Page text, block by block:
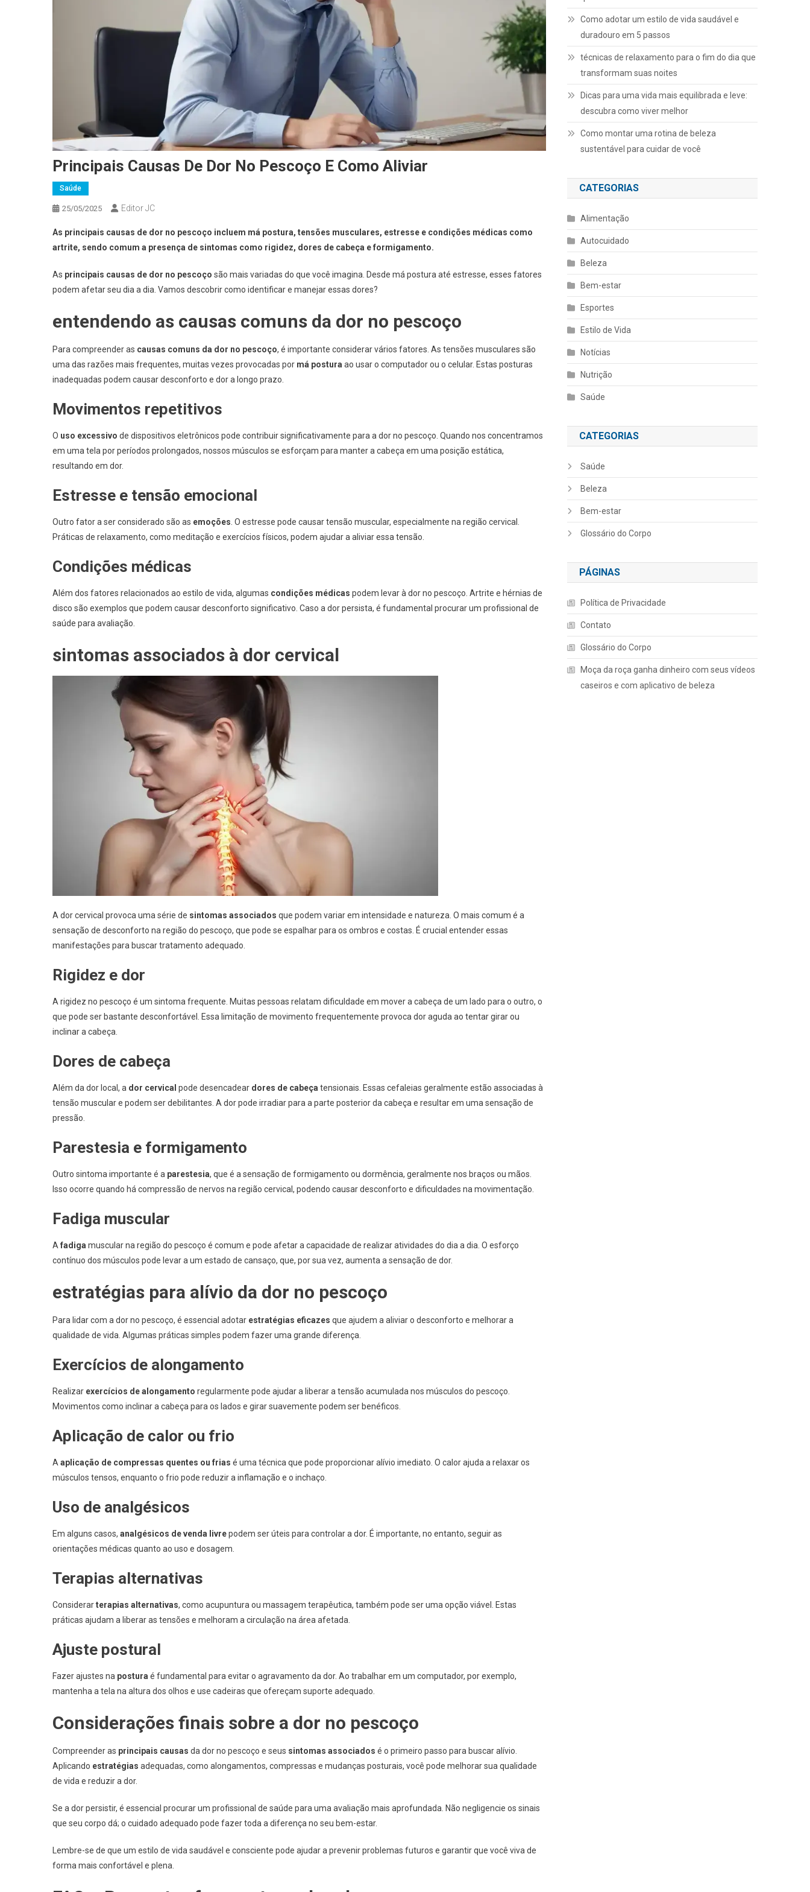
Principais Causas De Dor No Pescoço E Como Aliviar
Saúde
25/05/2025 Editor JC
As principais causas de dor no pescoço incluem má postura, tensões musculares, estresse e condições médicas como
artrite, sendo comum a presença de sintomas como rigidez, dores de cabeça e formigamento.
As principais causas de dor no pescoço são mais variadas do que você imagina. Desde má postura até estresse, esses fatores
podem afetar seu dia a dia. Vamos descobrir como identificar e manejar essas dores?
entendendo as causas comuns da dor no pescoço
Para compreender as causas comuns da dor no pescoço, é importante considerar vários fatores. As tensões musculares são
uma das razões mais frequentes, muitas vezes provocadas por má postura ao usar o computador ou o celular. Estas posturas
inadequadas podem causar desconforto e dor a longo prazo.
Movimentos repetitivos
O uso excessivo de dispositivos eletrônicos pode contribuir significativamente para a dor no pescoço. Quando nos concentramos
em uma tela por períodos prolongados, nossos músculos se esforçam para manter a cabeça em uma posição estática,
resultando em dor.
Estresse e tensão emocional
Outro fator a ser considerado são as emoções . O estresse pode causar tensão muscular, especialmente na região cervical.
Práticas de relaxamento, como meditação e exercícios físicos, podem ajudar a aliviar essa tensão.
Condições médicas
Além dos fatores relacionados ao estilo de vida, algumas condições médicas podem levar à dor no pescoço. Artrite e hérnias de
disco são exemplos que podem causar desconforto significativo. Caso a dor persista, é fundamental procurar um profissional de
saúde para avaliação.
sintomas associados à dor cervical
A dor cervical provoca uma série de sintomas associados que podem variar em intensidade e natureza. O mais comum é a
sensação de desconforto na região do pescoço, que pode se espalhar para os ombros e costas. É crucial entender essas
manifestações para buscar tratamento adequado.
Rigidez e dor
A rigidez no pescoço é um sintoma frequente. Muitas pessoas relatam dificuldade em mover a cabeça de um lado para o outro, o
que pode ser bastante desconfortável. Essa limitação de movimento frequentemente provoca dor aguda ao tentar girar ou
inclinar a cabeça.
Dores de cabeça
Além da dor local, a dor cervical pode desencadear dores de cabeça tensionais. Essas cefaleias geralmente estão associadas à
tensão muscular e podem ser debilitantes. A dor pode irradiar para a parte posterior da cabeça e resultar em uma sensação de
pressão.
Parestesia e formigamento
Outro sintoma importante é a parestesia, que é a sensação de formigamento ou dormência, geralmente nos braços ou mãos.
Isso ocorre quando há compressão de nervos na região cervical, podendo causar desconforto e dificuldades na movimentação.
Fadiga muscular
A fadiga muscular na região do pescoço é comum e pode afetar a capacidade de realizar atividades do dia a dia. O esforço
contínuo dos músculos pode levar a um estado de cansaço, que, por sua vez, aumenta a sensação de dor.
estratégias para alívio da dor no pescoço
Para lidar com a dor no pescoço, é essencial adotar estratégias eficazes que ajudem a aliviar o desconforto e melhorar a
qualidade de vida. Algumas práticas simples podem fazer uma grande diferença.
Exercícios de alongamento
Realizar exercícios de alongamento regularmente pode ajudar a liberar a tensão acumulada nos músculos do pescoço.
Movimentos como inclinar a cabeça para os lados e girar suavemente podem ser benéficos.
Aplicação de calor ou frio
A aplicação de compressas quentes ou frias é uma técnica que pode proporcionar alívio imediato. O calor ajuda a relaxar os
músculos tensos, enquanto o frio pode reduzir a inflamação e o inchaço.
Uso de analgésicos
Em alguns casos, analgésicos de venda livrepodem ser úteis para controlar a dor. É importante, no entanto, seguir as
orientações médicas quanto ao uso e dosagem.
Terapias alternativas
Considerarterapias alternativas, como acupuntura ou massagem terapêutica, também pode ser uma opção viável. Estas
práticas ajudam a liberar as tensões e melhoram a circulação na área afetada.
Ajuste postural
Fazer ajustes na postura é fundamental para evitar o agravamento da dor. Ao trabalhar em um computador, por exemplo,
mantenha a tela na altura dos olhos e use cadeiras que ofereçam suporte adequado.
Considerações finais sobre a dor no pescoço
Compreender as principais causas da dor no pescoço e seus sintomas associados é o primeiro passo para buscar alívio.
Aplicando estratégias adequadas, como alongamentos, compressas e mudanças posturais, você pode melhorar sua qualidade
de vida e reduzir a dor.
Se a dor persistir, é essencial procurar um profissional de saúde para uma avaliação mais aprofundada. Não negligencie os sinais
que seu corpo dá; o cuidado adequado pode fazer toda a diferença no seu bem-estar.
Lembre-se de que um estilo de vida saudável e consciente pode ajudar a prevenir problemas futuros e garantir que você viva de
forma mais confortável e plena.
Como adotar um estilo de vida saudável e
duradouro em 5 passos
técnicas de relaxamento para o fim do dia que
transformam suas noites
Dicas para uma vida mais equilibrada e leve:
descubra como viver melhor
Como montar uma rotina de beleza
sustentável para cuidar de você
CATEGORIAS
Alimentação
Autocuidado
Beleza
Bem-estar
Esportes
Estilo de Vida
Notícias
Nutrição
Saúde
CATEGORIAS
Saúde
Beleza
Bem-estar
Glossário do Corpo
PÁGINAS
Política de Privacidade
Contato
Glossário do Corpo
Moça da roça ganha dinheiro com seus vídeos
caseiros e com aplicativo de beleza